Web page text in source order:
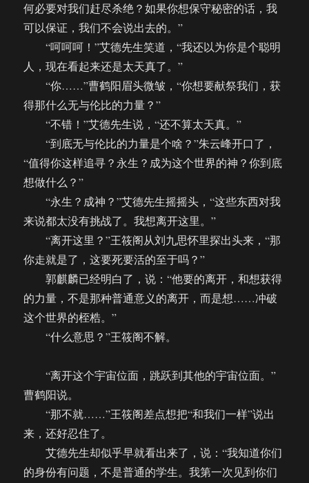
何必要对我们赶尽杀绝？如果你想保守秘密的话，我
可以保证，我们不会说出去的。”
“呵呵呵！”艾德先生笑道，“我还以为你是个聪明
人，现在看起来还是太天真了。”
“你……”曹鹤阳眉头微皱，“你想要献祭我们，获
得那什么无与伦比的力量？”
“不错！”艾德先生说，“还不算太天真。”
“到底无与伦比的力量是个啥？”朱云峰开口了，
“值得你这样追寻？永生？成为这个世界的神？你到底
想做什么？”
“永生？成神？”艾德先生摇摇头，“这些东西对我
来说都太没有挑战了。我想离开这里。”
“离开这里？”王筱阁从刘九思怀里探出头来，“那
你走就是了，这要死要活的至于吗？”
郭麒麟已经明白了，说：“他要的离开，和想获得
的力量，不是那种普通意义的离开，而是想……冲破
这个世界的桎梏。”
“什么意思？”王筱阁不解。
“离开这个宇宙位面，跳跃到其他的宇宙位面。”
曹鹤阳说。
“那不就……”王筱阁差点想把“和我们一样”说出
来，还好忍住了。
艾德先生却似乎早就看出来了，说：“我知道你们
的身份有问题，不是普通的学生。我第一次见到你们